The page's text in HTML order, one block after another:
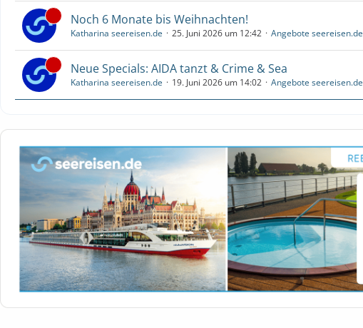
Noch 6 Monate bis Weihnachten!
Katharina seereisen.de 25. Juni 2026 um 12:42 Angebote seereisen.de
Neue Specials: AIDA tanzt & Crime & Sea
Katharina seereisen.de 19. Juni 2026 um 14:02 Angebote seereisen.de